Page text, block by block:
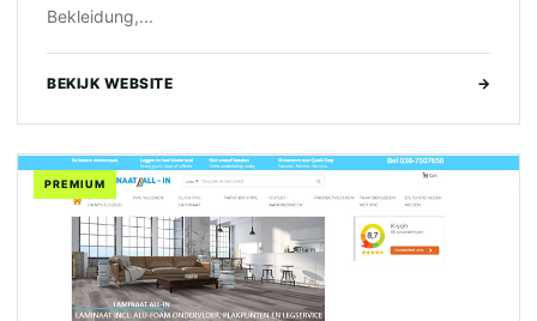
Bekleidung,...
BEKIJK WEBSITE →
PREMIUM